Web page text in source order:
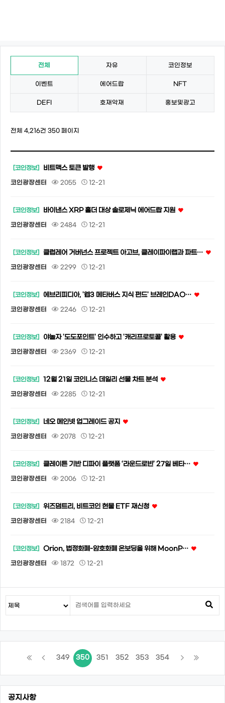
전체 자유 코인정보
이벤트 에어드랍 NFT
DEFI 호재악재 홍보및광고
전체 4,216건 350 페이지
[코인정보] 비트맥스 토큰 발행
코인광장센터 2055 12-21
[코인정보] 바이낸스 XRP 홀더 대상 솔로제닉 에어드랍 지원
코인광장센터 2484 12-21
[코인정보] 클럽레어 거버넌스 프로젝트 아고브, 클레이파이랩과 파트…
코인광장센터 2299 12-21
[코인정보] 에브리피디아, '웹3 메타버스 지식 펀드' 브레인DAO…
코인광장센터 2246 12-21
[코인정보] 야놀자 '도도포인트' 인수하고 '캐리프로토콜' 활용
코인광장센터 2369 12-21
[코인정보] 12월 21일 코인니스 데일리 선물 차트 분석
코인광장센터 2285 12-21
[코인정보] 네오 메인넷 업그레이드 공지
코인광장센터 2078 12-21
[코인정보] 클레이튼 기반 디파이 플랫폼 ‘라운드로빈’ 27일 베타…
코인광장센터 2006 12-21
[코인정보] 위즈덤트리, 비트코인 현물 ETF 재신청
코인광장센터 2184 12-21
[코인정보] Orion, 법정화폐-암호화폐 온보딩을 위해 MoonP…
코인광장센터 1872 12-21
349 350 351 352 353 354
공지사항